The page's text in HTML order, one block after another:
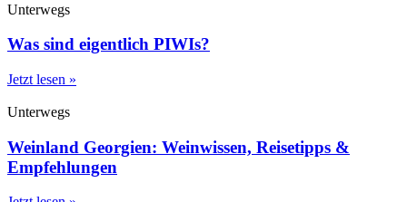
Unterwegs
Was sind eigentlich PIWIs?
Jetzt lesen »
Unterwegs
Weinland Georgien: Weinwissen, Reisetipps &
Empfehlungen